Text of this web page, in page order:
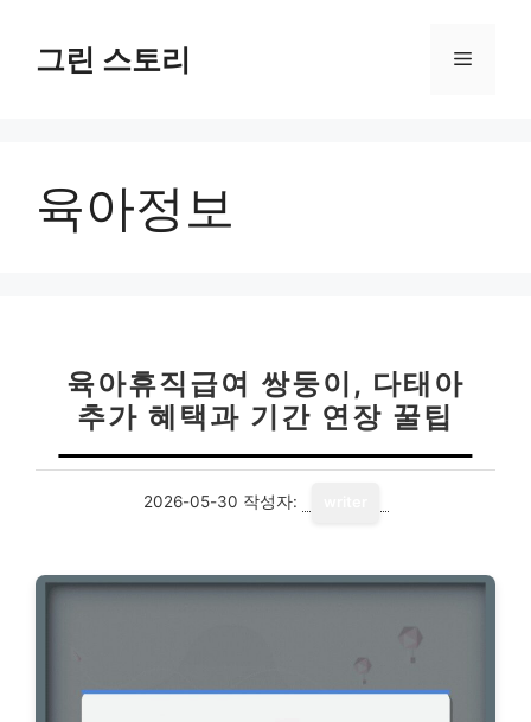
그린 스토리 메
육아정보
육아휴직급여 쌍둥이, 다태아
추가 혜택과 기간 연장 꿀팁
2026-05-30 작성자: